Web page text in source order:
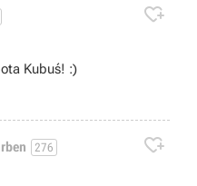

Kubuś! :)
276 